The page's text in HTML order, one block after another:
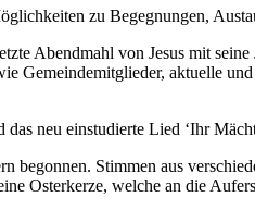
zu Begegnungen,
Abendmahl von Jesus mit
aktuelle
neu einstudierte Lied ‘Ihr
Stimmen aus
Osterkerze, welche an die